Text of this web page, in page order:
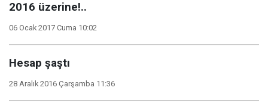
2016 üzerine!..
06 Ocak 2017 Cuma 10:02
Hesap şaştı
28 Aralık 2016 Çarşamba 11:36